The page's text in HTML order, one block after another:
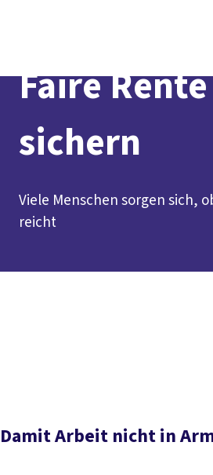
Faire Rente
sichern
Viele Menschen sorgen sich,
reicht
Damit Arbeit nicht in